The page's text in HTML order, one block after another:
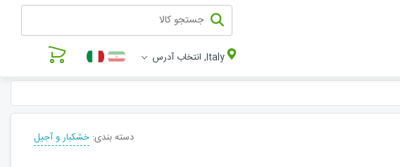
Italy, انتخاب آدرس
دسته بندی: خشکبار و آجیل